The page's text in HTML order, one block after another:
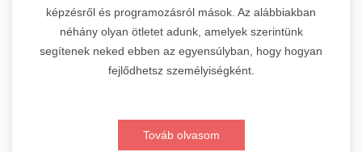
képzésről és programozásról mások. Az alábbiakban
néhány olyan ötletet adunk, amelyek szerintünk
segítenek neked ebben az egyensúlyban, hogy hogyan
fejlődhetsz személyiségként.
Továb olvasom